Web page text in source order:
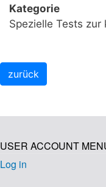
Kategorie
Spezielle Tests
USER ACCOUNT
Log in